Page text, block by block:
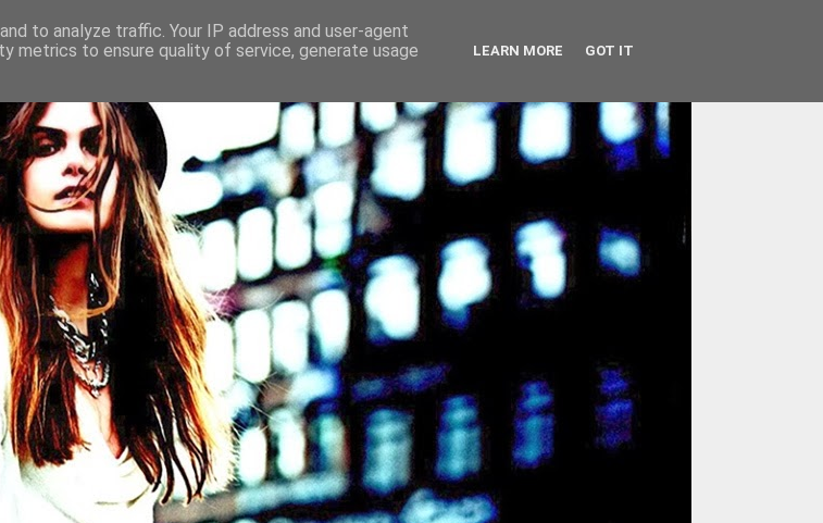
to analyze traffic. Your IP address and user-agent
metrics to ensure quality of service, generate usage
LEARN MORE GOT IT